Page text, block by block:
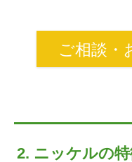
ご相談・
2. ニッケルの